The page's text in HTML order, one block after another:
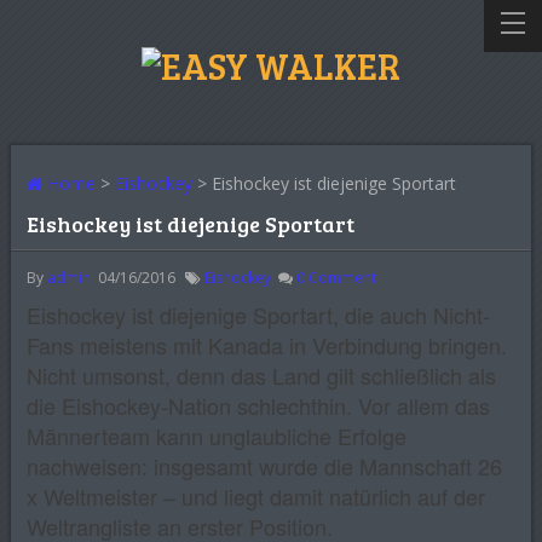
Home > Eishockey> Eishockey ist diejenige Sportart
Eishockey ist diejenige Sportart
By admin 04/16/2016 Eishockey 0Comment
Eishockey ist diejenige Sportart, die auch Nicht-
Fans meistens mit Kanada in Verbindung bringen.
Nicht umsonst, denn das Land gilt schließlich als
die Eishockey-Nation schlechthin. Vor allem das
Männerteam kann unglaubliche Erfolge
nachweisen: insgesamt wurde die Mannschaft 26
x Weltmeister – und liegt damit natürlich auf der
Weltrangliste an erster Position.